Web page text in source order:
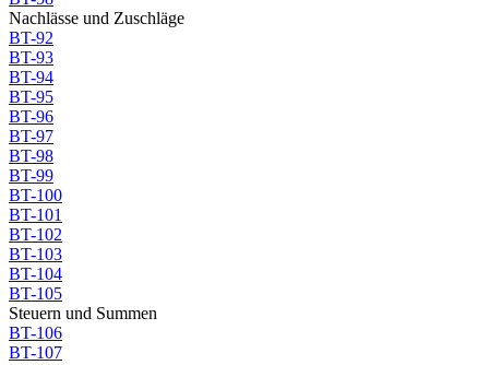
Nachlässe und Zuschläge
BT-92
BT-93
BT-94
BT-95
BT-96
BT-97
BT-98
BT-99
BT-100
BT-101
BT-102
BT-103
BT-104
BT-105
Steuern und Summen
BT-106
BT-107